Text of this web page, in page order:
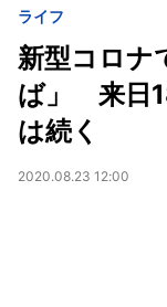
ライフ
新型コロナ
ば」 来日
は続く
2020.08.23 12:00